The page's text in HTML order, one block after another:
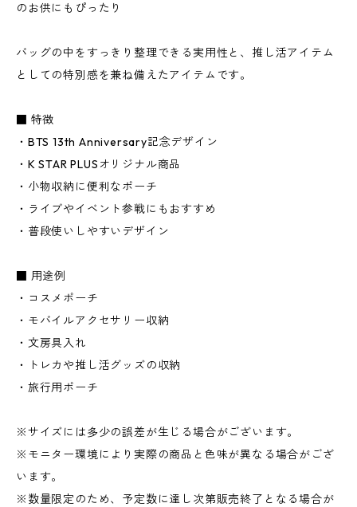
のお供にもぴったり
バッグの中をすっきり整理できる実用性と、推し活アイテム
としての特別感を兼ね備えたアイテムです。
■ 特徴
・BTS 13th Anniversary記念デザイン
・K STAR PLUSオリジナル商品
・小物収納に便利なポーチ
・ライブやイベント参戦にもおすすめ
・普段使いしやすいデザイン
■ 用途例
・コスメポーチ
・モバイルアクセサリー収納
・文房具入れ
・トレカや推し活グッズの収納
・旅行用ポーチ
※サイズには多少の誤差が生じる場合がございます。
※モニター環境により実際の商品と色味が異なる場合がござ
います。
※数量限定のため、予定数に達し次第販売終了となる場合が